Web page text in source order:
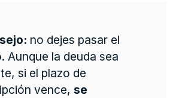
no dejes pasar el
Aunque la deuda sea
si el plazo de
vence, se